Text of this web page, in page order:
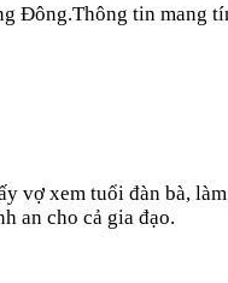
Đông.Thông tin mang
vợ xem tuổi đàn bà,
an cho cả gia đạo.